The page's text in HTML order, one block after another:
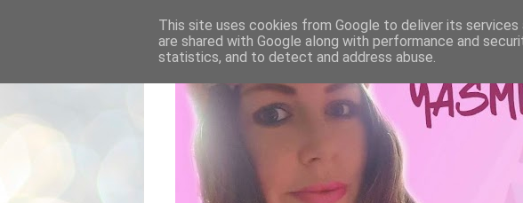
This site uses cookies from Google to deliver its
are shared with Google along with performance and
statistics, and to detect and address abuse.